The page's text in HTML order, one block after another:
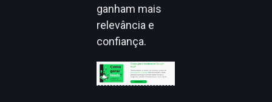
ganham mais
relevância e
confiança.